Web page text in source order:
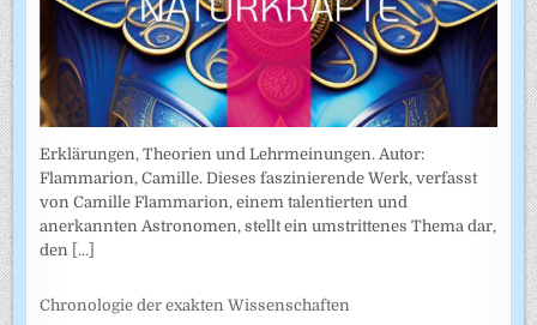
Erklärungen, Theorien und Lehrmeinungen. Autor:
Flammarion, Camille. Dieses faszinierende Werk, verfasst
von Camille Flammarion, einem talentierten und
anerkannten Astronomen, stellt ein umstrittenes Thema dar,
den [...]
Chronologie der exakten Wissenschaften